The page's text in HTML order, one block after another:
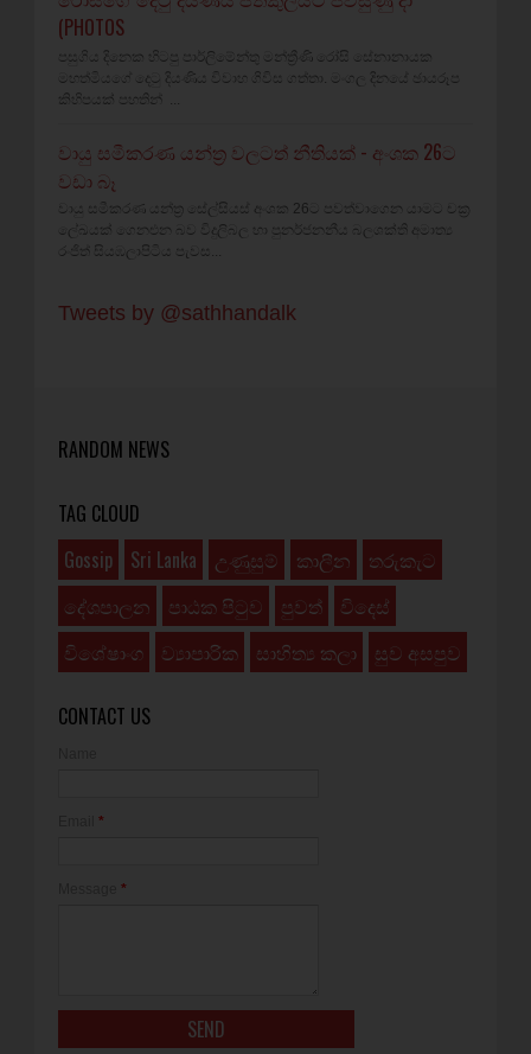
(PHOTOS
පසුගිය දිනෙක හිටපු පාර්ලිමේන්තු මන්ත්‍රීණි රෝසි සේනානායක
මහත්මියගේ දෙටු දියණිය විවාහ ගිවිස ගත්තා. මංගල දිනයේ ඡායරූප
කිහිපයක් පහතින් ...
වායු සමීකරණ යන්ත්‍ර වලටත් නීතියක් - අංශක 26ට
වඩා බෑ
වායු සමීකරණ යන්ත්‍ර සේල්සියස් අංශක 26ට පවත්වාගෙන යාමට චක්‍ර
ලේඛයක් ගෙනඑන බව විදුලිබල හා පුනර්ජනනීය බලශක්ති අමාත්‍ය
රංජිත් සියඹලාපිටිය පැවස...
Tweets by @sathhandalk
RANDOM NEWS
TAG CLOUD
Gossip
Sri Lanka උණුසුම් කාලීන
තරුකැට
දේශපාලන
පාඨක පිටුව පුවත්
විදෙස්
විශේෂාංග
ව්‍යාපාරික සාහිත්‍ය කලා සුව අසපුව
CONTACT US
*
*